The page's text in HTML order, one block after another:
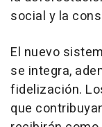
social y la
El nuevo
se integra,
fidelización.
que